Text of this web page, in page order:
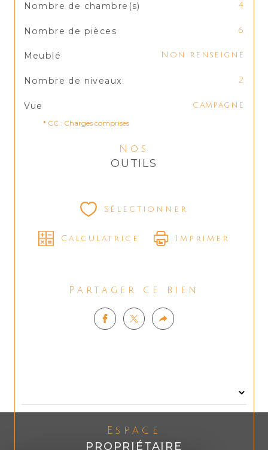
Nombre de chambre(s) 4
Nombre de pièces 6
Meublé Non renseigné
Nombre de niveaux 2
Vue campagne
* CC : Charges comprises
Nos
OUTILS
Sélectionner
Calculatrice Imprimer
Partager ce bien
Espace
PROPRIÉTAIRE